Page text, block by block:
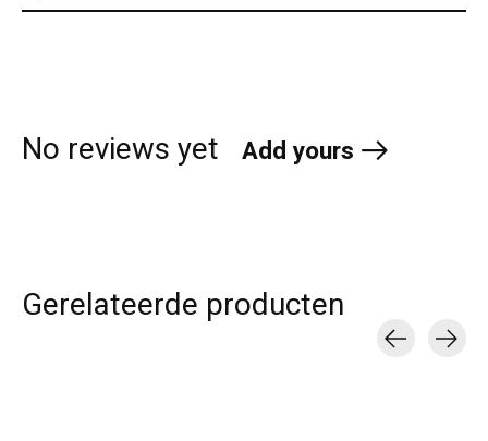
No reviews yet Add yours
Gerelateerde producten